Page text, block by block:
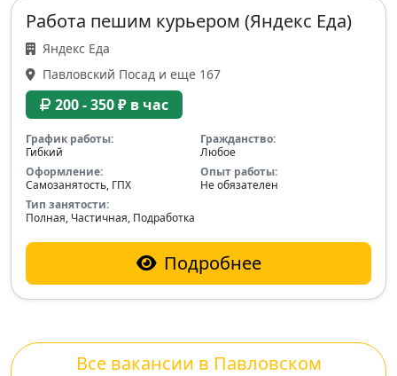
Работа пешим курьером (Яндекс Еда)
Яндекс Еда
Павловский Посад и еще 167
200 - 350 ₽ в час
График работы:
Гибкий
Гражданство:
Любое
Оформление:
Самозанятость, ГПХ
Опыт работы:
Не обязателен
Тип занятости:
Полная, Частичная, Подработка
Подробнее
Все вакансии в Павловском